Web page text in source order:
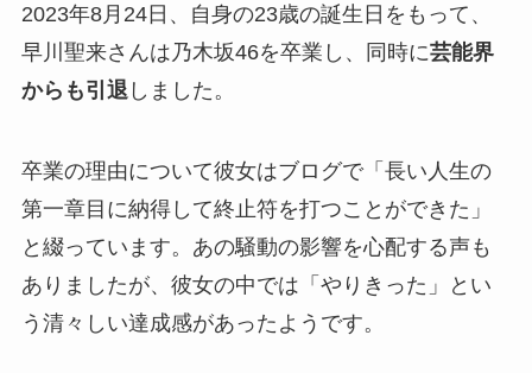
2023年8月24日、自身の23歳の誕生日をもって、
早川聖来さんは乃木坂46を卒業し、同時に芸能界
からも引退 しました。
卒業の理由について彼女はブログで「長い人生の
第一章目に納得して終止符を打つことができた」
と綴っています。あの騒動の影響を心配する声も
ありましたが、彼女の中では「やりきった」とい
う清々しい達成感があったようです。